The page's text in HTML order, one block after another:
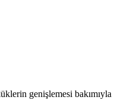
genişlemesi bakımıyla